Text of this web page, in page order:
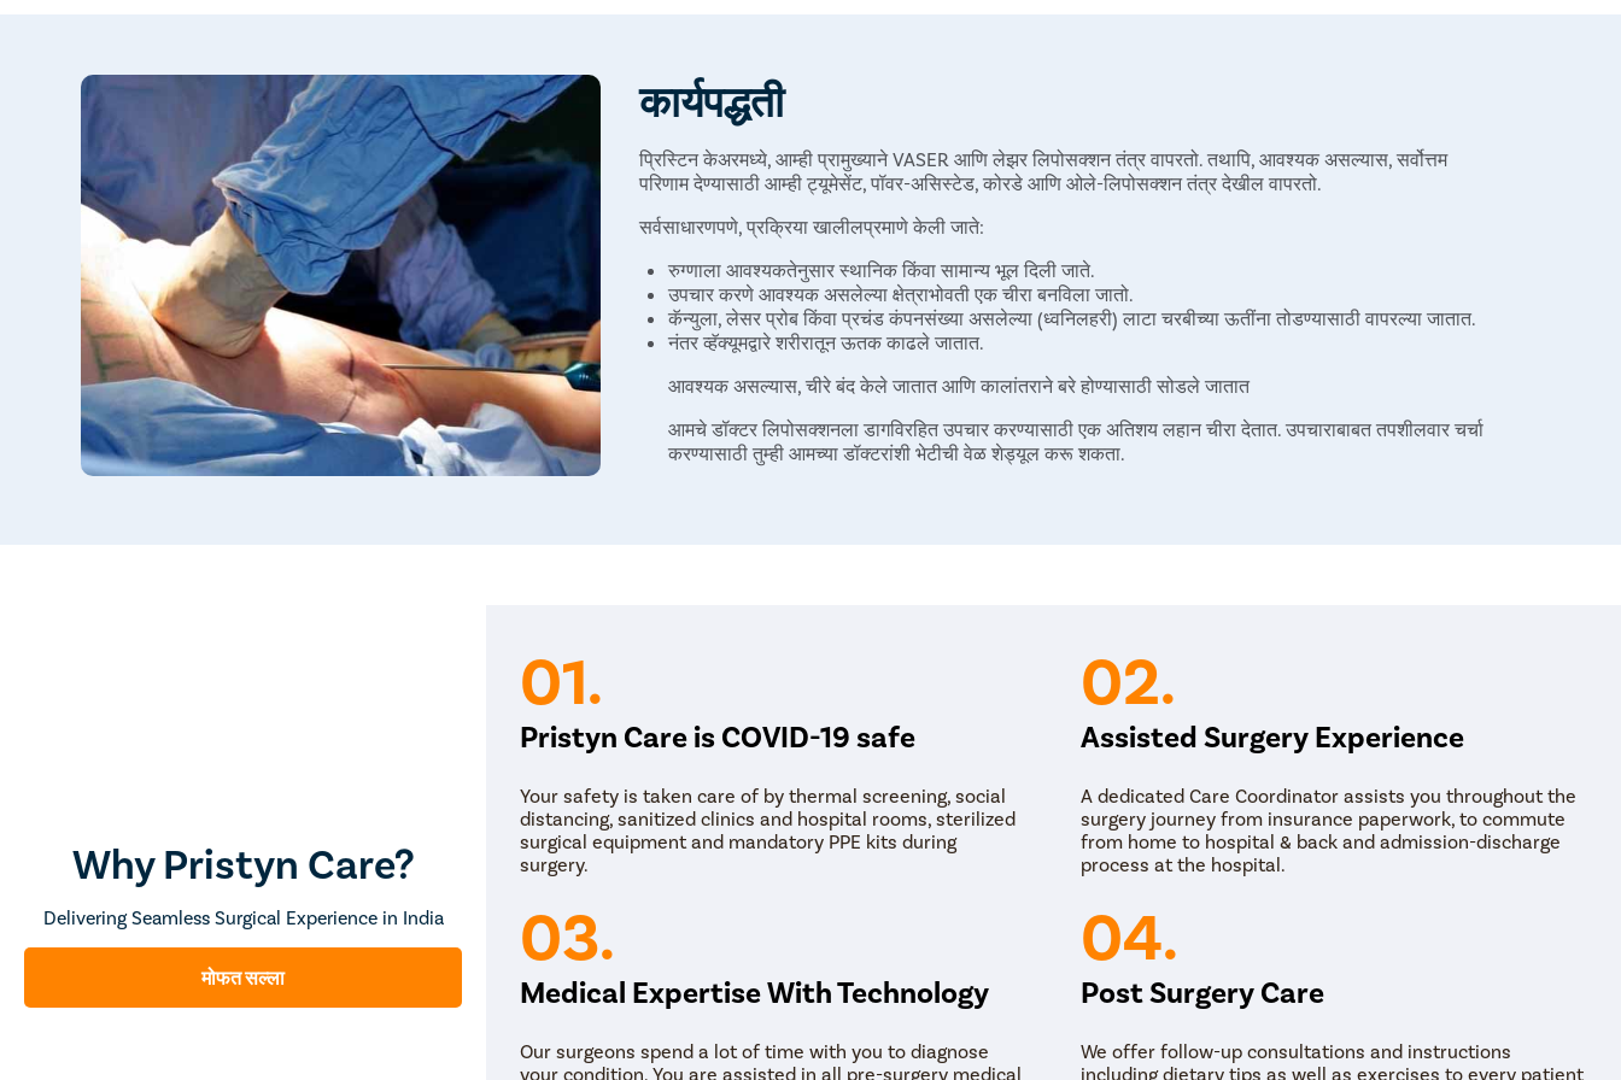
कार्यपद्धती
प्रिस्टिन केअरमध्ये, आम्ही प्रामुख्याने VASER आणि लेझर लिपोसक्शन तंत्र वापरतो. तथापि, आवश्यक असल्यास, सर्वोत्तम
परिणाम देण्यासाठी आम्ही ट्यूमेसेंट, पॉवर-असिस्टेड, कोरडे आणि ओले-लिपोसक्शन तंत्र देखील वापरतो.
सर्वसाधारणपणे, प्रक्रिया खालीलप्रमाणे केली जाते:
रुग्णाला आवश्यकतेनुसार स्थानिक किंवा सामान्य भूल दिली जाते.
उपचार करणे आवश्यक असलेल्या क्षेत्राभोवती एक चीरा बनविला जातो.
कॅन्युला, लेसर प्रोब किंवा प्रचंड कंपनसंख्या असलेल्या (ध्वनिलहरी) लाटा चरबीच्या ऊतींना तोडण्यासाठी वापरल्या जातात.
नंतर व्हॅक्यूमद्वारे शरीरातून ऊतक काढले जातात.
आवश्यक असल्यास, चीरे बंद केले जातात आणि कालांतराने बरे होण्यासाठी सोडले जातात
आमचे डॉक्टर लिपोसक्शनला डागविरहित उपचार करण्यासाठी एक अतिशय लहान चीरा देतात. उपचाराबाबत तपशीलवार चर्चा
करण्यासाठी तुम्ही आमच्या डॉक्टरांशी भेटीची वेळ शेड्यूल करू शकता.
Why Pristyn Care?
Delivering Seamless Surgical Experience in India
मोफत सल्ला
01.
Pristyn Care is COVID-19 safe
Your safety is taken care of by thermal screening, social
distancing, sanitized clinics and hospital rooms, sterilized
surgical equipment and mandatory PPE kits during
surgery.
02.
Assisted Surgery Experience
A dedicated Care Coordinator assists you throughout the
surgery journey from insurance paperwork, to commute
from home to hospital & back and admission-discharge
process at the hospital.
03.
Medical Expertise With Technology
Our surgeons spend a lot of time with you to diagnose
your condition. You are assisted in all pre-surgery medical
04.
Post Surgery Care
We offer follow-up consultations and instructions
including dietary tips as well as exercises to every patient